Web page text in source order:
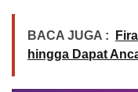
BACA JUGA :
hingga Dapat